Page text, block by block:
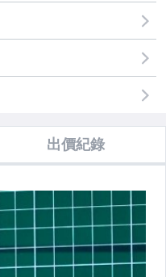
出價紀錄